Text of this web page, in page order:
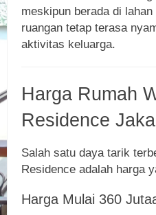
meskipun berada di
ruangan tetap terasa
aktivitas keluarga.
Harga Rumah
Residence
Salah satu daya tarik
Residence adalah harga
Harga Mulai 360